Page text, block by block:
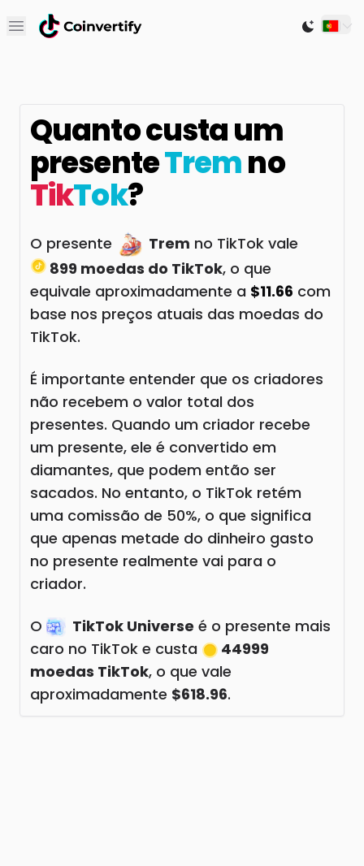
Open main menu Switch
Quanto custa um
presenteTremno
TikTok?
O presente Trem no TikTok vale
899 moedas do TikTok, o que
equivale aproximadamente a $11.66 com
base nos preços atuais das moedas do
TikTok.
É importante entender que os criadores
não recebem o valor total dos
presentes. Quando um criador recebe
um presente, ele é convertido em
diamantes, que podem então ser
sacados. No entanto, o TikTok retém
uma comissão de 50%, o que significa
que apenas metade do dinheiro gasto
no presente realmente vai para o
criador.
O TikTok Universe é o presente mais
caro no TikTok e custa
44999
moedas TikTok, o que vale
aproximadamente $618.96.